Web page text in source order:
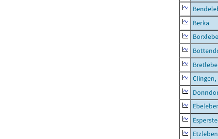
Berka
Etzleben